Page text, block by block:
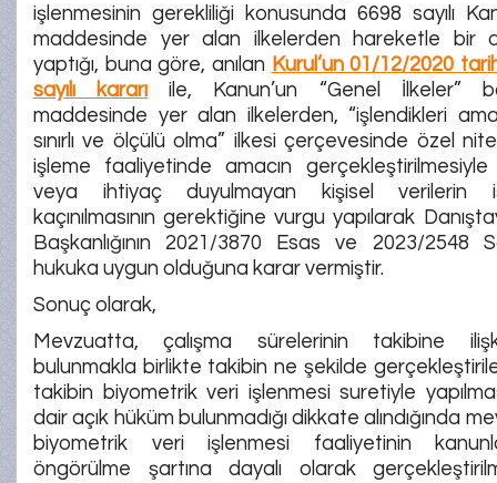
işlenmesinin gerekliliği konusunda 6698 sayılı
maddesinde yer alan ilkelerden hareketle bir
yaptığı, buna göre, anılan Kurul’un 01/12/2020
sayılı kararı ile, Kanun’un “Genel İlkeler”
maddesinde yer alan ilkelerden, “işlendikleri
sınırlı ve ölçülü olma” ilkesi çerçevesinde özel
işleme faaliyetinde amacın
veya ihtiyaç duyulmayan kişisel verilerin
kaçınılmasının gerektiğine vurgu yapılarak
Başkanlığının 2021/3870 Esas ve 2023/2548
hukuka uygun olduğuna karar vermiştir.
Sonuç olarak,
Mevzuatta, çalışma sürelerinin takibine
bulunmakla birlikte takibin ne şekilde
takibin biyometrik veri işlenmesi suretiyle
dair açık hüküm bulunmadığı dikkate alındığında
biyometrik veri işlenmesi faaliyetinin
öngörülme şartına dayalı olarak